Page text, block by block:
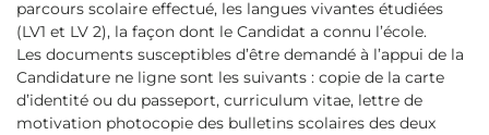
parcours scolaire effectué, les langues vivantes étudiées
(LV1 et LV 2), la façon dont le Candidat a connu l’école.
Les documents susceptibles d’être demandé à l’appui de la
Candidature ne ligne sont les suivants : copie de la carte
d’identité ou du passeport, curriculum vitae, lettre de
motivation photocopie des bulletins scolaires des deux